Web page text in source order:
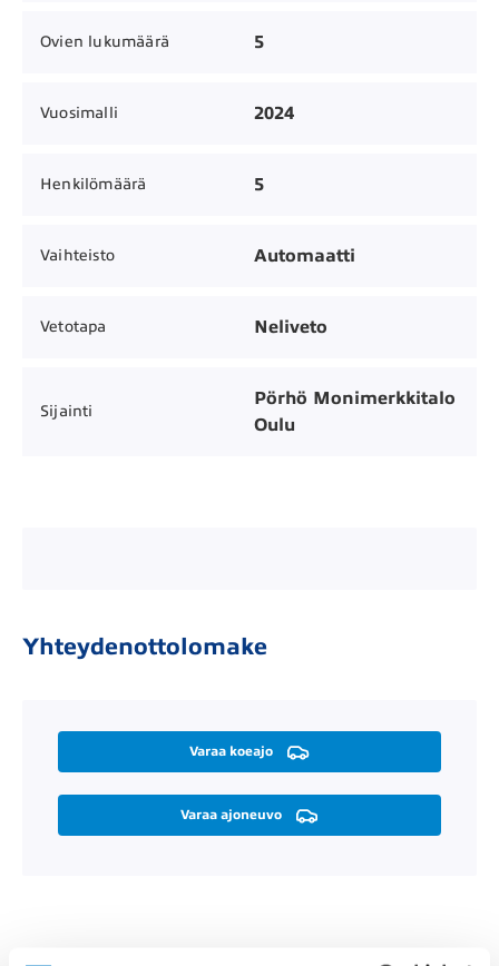
Ovien lukumäärä 5
Vuosimalli 2024
Henkilömäärä 5
Vaihteisto Automaatti
Vetotapa Neliveto
Sijainti
Pörhö Monimerkkitalo
Oulu
Yhteydenottolomake
Varaa koeajo
Varaa ajoneuvo